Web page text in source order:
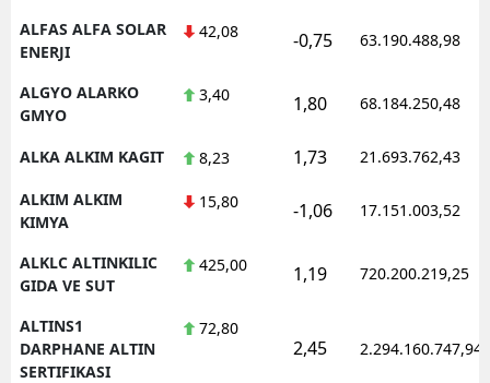
Zonguldak
Kırıkkale
Batman
Bartın
ALFAS ALFA SOLAR
ENERJI
42,08 -0,75 63.190.488,98
ALGYO ALARKO
GMYO
3,40 1,80 68.184.250,48
ALKA ALKIM KAGIT 8,23 1,73 21.693.762,43
ALKIM ALKIM
KIMYA
15,80 -1,06 17.151.003,52
ALKLC ALTINKILIC
GIDA VE SUT
425,00 1,19 720.200.219,25
ALTINS1
DARPHANE ALTIN
SERTIFIKASI
72,80
2,45 2.294.160.747,94